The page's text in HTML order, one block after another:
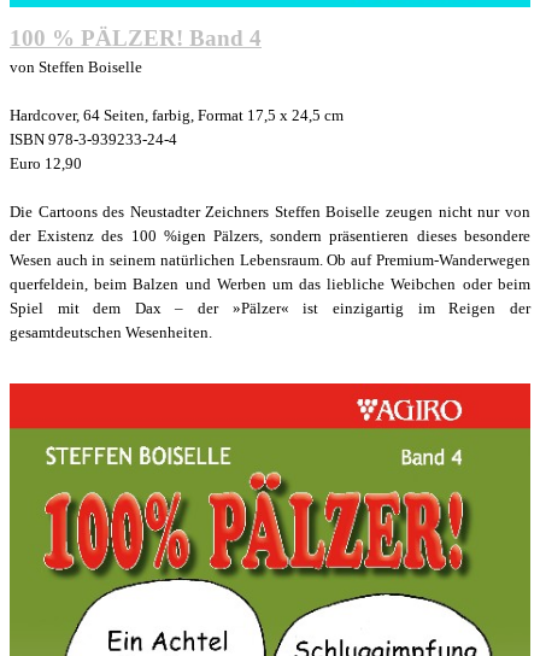
100 % PÄLZER! Band 4
von Steffen Boiselle
Hardcover, 64 Seiten, farbig, Format 17,5 x 24,5 cm
ISBN 978-3-939233-24-4
Euro 12,90
Die Cartoons des Neustadter Zeichners Steffen Boiselle zeugen nicht nur von
der Existenz des 100 %igen Pälzers, sondern präsentieren dieses besondere
Wesen auch in seinem natürlichen Lebensraum. Ob auf Premium-Wanderwegen
querfeldein, beim Balzen und Werben um das liebliche Weibchen oder beim
Spiel mit dem Dax – der »Pälzer« ist einzigartig im Reigen der
gesamtdeutschen Wesenheiten.